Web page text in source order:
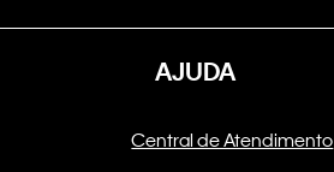
AJUDA
Central de Atendimento